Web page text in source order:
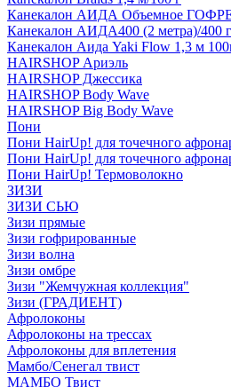
Канекалон АИДА Объемное ГОФРЕ
Канекалон АИДА400 (2 метра)/400 г
Канекалон Аида Yaki Flow 1,3 м
HAIRSHOP Ариэль
HAIRSHOP Джессика
HAIRSHOP Body Wave
HAIRSHOP Big Body Wave
Пони
Пони HairUp! для точечного
Пони HairUp! для точечного
Пони HairUp! Термоволокно
ЗИЗИ
ЗИЗИ СЬЮ
Зизи прямые
Зизи гофрированные
Зизи волна
Зизи омбре
Зизи "Жемчужная коллекция"
Зизи (ГРАДИЕНТ)
Афролоконы
Афролоконы на трессах
Афролоконы для вплетения
Мамбо/Сенегал твист
МАМБО Твист